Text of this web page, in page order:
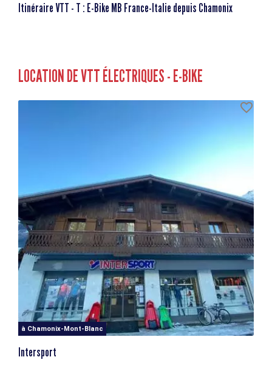
Itinéraire VTT - T : E-Bike MB France-Italie depuis Chamonix
LOCATION DE VTT ÉLECTRIQUES - E-BIKE
à Chamonix-Mont-Blanc
Intersport